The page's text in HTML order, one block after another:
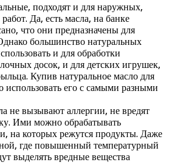
подходят и для наружных,
Да, есть масла, на банке
что они предназначены для
большинство натуральных
и для обработки
досок, и для детских игрушек,
Купив натуральное масло для
его с самыми разными
не вызывают аллергии, не вредят
Ими можно обрабатывать
на которых режутся продукты. Даже
где повышенный температурный
выделять вредные вещества